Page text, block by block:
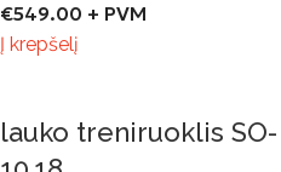
€549.00 + PVM
Į krepšelį
lauko treniruoklis SO-